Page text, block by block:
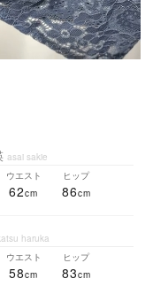
asai sakie
ウエスト
62
ヒップ
86
haruka
ウエスト
58
ヒップ
83